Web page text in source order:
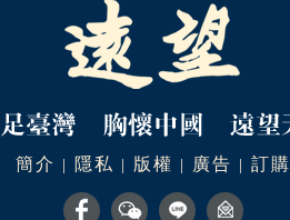
簡介 | 隱私 | 版權 | 廣告 | 訂購